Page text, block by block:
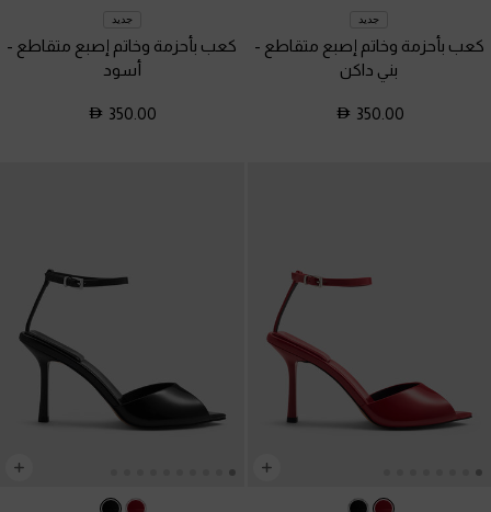
جديد
كعب بأحزمة وخاتم إصبع متقاطع -
بني داكن
350.00
جديد
كعب بأحزمة وخاتم إصبع متقاطع -
أسود
350.00